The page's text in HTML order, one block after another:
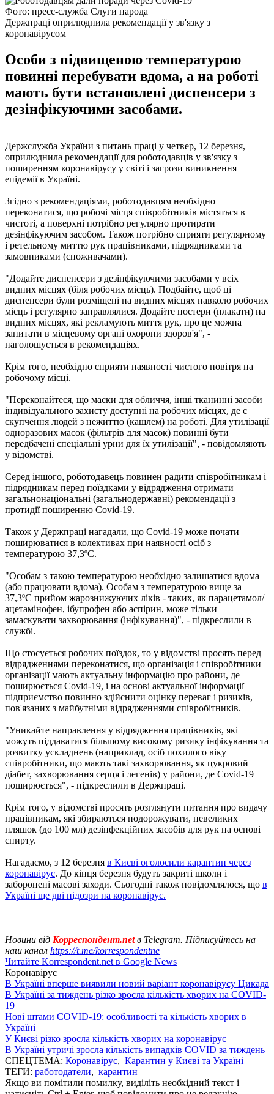
Фото: пресс-служба Слуги народа
Держпраці оприлюднила рекомендації у зв'язку з
коронавірусом
Особи з підвищеною температурою
повинні перебувати вдома, а на роботі
мають бути встановлені диспенсери з
дезінфікуючими засобами.
Держслужба України з питань праці у четвер, 12 березня,
оприлюднила рекомендації для роботодавців у зв'язку з
поширенням коронавірусу у світі і загрози виникнення
епідемії в Україні.
Згідно з рекомендаціями, роботодавцям необхідно
переконатися, що робочі місця співробітників містяться в
чистоті, а поверхні потрібно регулярно протирати
дезінфікуючим засобом. Також потрібно сприяти регулярному
і ретельному миттю рук працівниками, підрядниками та
замовниками (споживачами).
"Додайте диспенсери з дезінфікуючими засобами у всіх
видних місцях (біля робочих місць). Подбайте, щоб ці
диспенсери були розміщені на видних місцях навколо робочих
місць і регулярно заправлялися. Додайте постери (плакати) на
видних місцях, які рекламують миття рук, про це можна
запитати в місцевому органі охорони здоров'я", -
наголошується в рекомендаціях.
Крім того, необхідно сприяти наявності чистого повітря на
робочому місці.
"Переконайтеся, що маски для обличчя, інші тканинні засоби
індивідуального захисту доступні на робочих місцях, де є
скупчення людей з нежиттю (кашлем) на роботі. Для утилізації
одноразових масок (фільтрів для масок) повинні бути
передбачені спеціальні урни для їх утилізації", - повідомляють
у відомстві.
Серед іншого, роботодавець повинен радити співробітникам і
підрядникам перед поїздками у відрядження отримати
загальнонаціональні (загальнодержавні) рекомендації з
протидії поширенню Covid-19.
Також у Держпраці нагадали, що Covid-19 може почати
поширюватися в колективах при наявності осіб з
температурою 37,3ºC.
"Особам з такою температурою необхідно залишатися вдома
(або працювати вдома). Особам з температурою вище за
37,3ºC прийом жарознижуючих ліків - таких, як парацетамол/
ацетамінофен, ібупрофен або аспірин, може тільки
замаскувати захворювання (інфікування)", - підкреслили в
службі.
Що стосується робочих поїздок, то у відомстві просять перед
відрядженнями переконатися, що організація і співробітники
організації мають актуальну інформацію про райони, де
поширюється Covid-19, і на основі актуальної інформації
підприємство повинно здійснити оцінку переваг і ризиків,
пов'язаних з майбутніми відрядженнями співробітників.
"Уникайте направлення у відрядження працівників, які
можуть піддаватися більшому високому ризику інфікування та
розвитку ускладнень (наприклад, осіб похилого віку
співробітники, що мають такі захворювання, як цукровий
діабет, захворювання серця і легенів) у райони, де Covid-19
поширюється", - підкреслили в Держпраці.
Крім того, у відомстві просять розглянути питання про видачу
працівникам, які збираються подорожувати, невеликих
пляшок (до 100 мл) дезінфекційних засобів для рук на основі
спирту.
Нагадаємо, з 12 березня в Києві оголосили карантин через
коронавірус. До кінця березня будуть закриті школи і
заборонені масові заходи. Сьогодні також повідомлялося, що в
Україні ще дві підозри на коронавірус.
Новини від Корреспондент.netв Telegram. Підписуйтесь на
наш канал https://t.me/korrespondentne
Читайте Korrespondent.net в Google News
Коронавірус
В Україні вперше виявили новий варіант коронавірусу Цикада
В Україні за тиждень різко зросла кількість хворих на COVID-
19
Нові штами COVID-19: особливості та кількість хворих в
Україні
У Києві різко зросла кількість хворих на коронавірус
В Україні утричі зросла кількість випадків COVID за тиждень
СПЕЦТЕМА: Коронавірус, Карантин у Києві та Україні
ТЕГИ: работодатели, карантин
Якщо ви помітили помилку, виділіть необхідний текст і